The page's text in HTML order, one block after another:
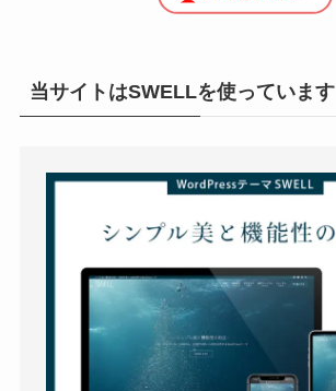
当サイトはSWELLを使っています